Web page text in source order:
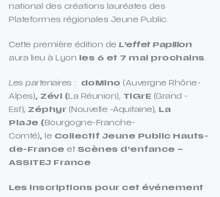
national des créations lauréates des
Plateformes régionales Jeune Public.
Cette première édition deL’effet Papillon
aura lieu à Lyon les 6 et 7 mai prochains.
Les partenaires : doMino(Auvergne Rhône-
Alpes), Zévi (La Réunion), TiGrE (Grand -
Est), Zéphyr (Nouvelle -Aquitaine), La
PlaJe (Bourgogne-Franche-
Comté), le Collectif Jeune Public Hauts-
de-France et Scènes d’enfance –
ASSITEJ France
Les inscriptions pour cet événement